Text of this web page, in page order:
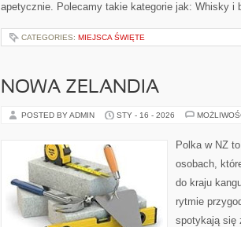
apetycznie. Polecamy takie kategorie jak: Whisky i
CATEGORIES: MIEJSCA ŚWIĘTE
NOWA ZELANDIA
POSTED BY ADMIN STY - 16 - 2026
Polka w NZ
osobach,
do kraju
rytmie
spotykają się